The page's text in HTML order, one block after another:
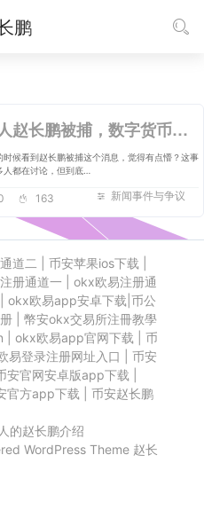
鹏
币安创始人赵长鹏被捕，数字货币未来还有戏吗？
时候看到赵长鹏被捕这个消息，觉得有点懵？这事
都在讨论，但到底…
新闻事件与争议
163
道二 币安苹果ios下载
册通道一
okx欧易注册通
okx欧易app安卓下载 币公
| 幣安okx交易所注冊教學
okx欧易app官网下载
币
易登录注册网址入口
币安
安官网安卓版app下载
官方app下载
币安赵长鹏
的赵长鹏介绍
WordPressTheme 赵长